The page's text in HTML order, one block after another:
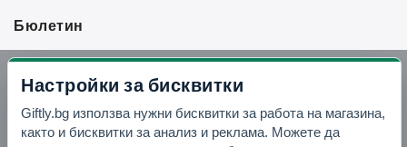
Бюлетин
Вземи -10% отстъпка в Telegram
Отвори Telegram
Настройки за бисквитки
Giftly.bg използва нужни бисквитки за работа на магазина,
както и бисквитки за анализ и реклама. Можете да